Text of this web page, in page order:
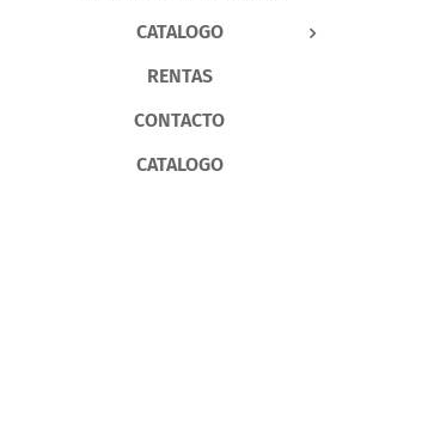
CATALOGO
RENTAS
CONTACTO
CATALOGO